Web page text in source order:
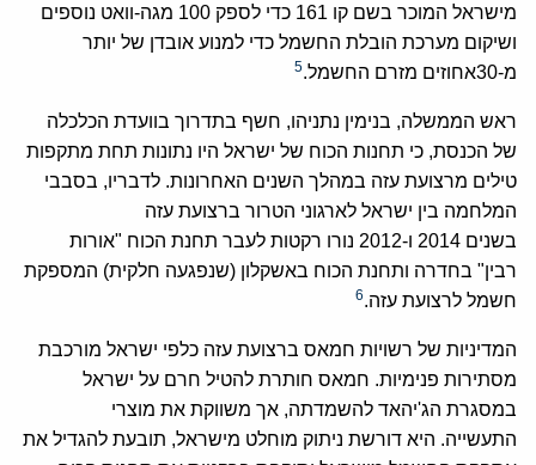
מישראל המוכר בשם קו 161 כדי לספק 100 מגה-וואט נוספים
ושיקום מערכת הובלת החשמל כדי למנוע אובדן של יותר
מ-30אחוזים מזרם החשמל.
5
ראש הממשלה, בנימין נתניהו, חשף בתדרוך בוועדת הכלכלה
של הכנסת, כי תחנות הכוח של ישראל היו נתונות תחת מתקפות
טילים מרצועת עזה במהלך השנים האחרונות. לדבריו, בסבבי
המלחמה בין ישראל לארגוני הטרור ברצועת עזה
בשנים 2014 ו-2012 נורו רקטות לעבר תחנת הכוח "אורות
רבין" בחדרה ותחנת הכוח באשקלון (שנפגעה חלקית) המספקת
חשמל לרצועת עזה.6
המדיניות של רשויות חמאס ברצועת עזה כלפי ישראל מורכבת
מסתירות פנימיות. חמאס חותרת להטיל חרם על ישראל
במסגרת הג'יהאד להשמדתה, אך משווקת את מוצרי
התעשייה. היא דורשת ניתוק מוחלט מישראל, תובעת להגדיל את